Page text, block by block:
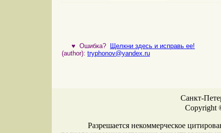
♥ Ошибка?
Щелкни здесь и исправь ее!
(author): tryphonov@yandex.ru
Санкт-
Copyright
Разрешается некоммерческое